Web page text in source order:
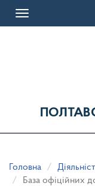
Toggle
Головна
База офіційних